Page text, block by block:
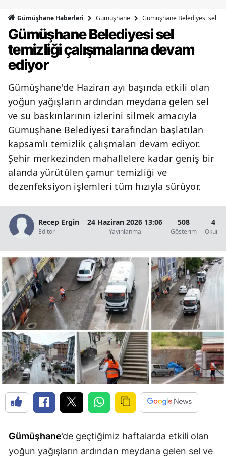
Bingöl
Bitlis
Burdur
Bursa
Çanakkale
Çankırı
Çorum
Diyarbakır
Elazığ
Erzincan
Erzurum
Eskişehir
Gaziantep
Giresun
Gümüşhane
Hakkari
Isparta
Gümüşhane Haberleri Gümüşhane Gümüşhane Belediyesi sel
Gümüşhane Belediyesi sel
temizliği çalışmalarına devam
ediyor
Gümüşhane'de Haziran ayı başında etkili olan
yoğun yağışların ardından meydana gelen sel
ve su baskınlarının izlerini silmek amacıyla
Gümüşhane Belediyesi tarafından başlatılan
kapsamlı temizlik çalışmaları devam ediyor.
Şehir merkezinden mahallelere kadar geniş bir
alanda yürütülen çamur temizliği ve
dezenfeksiyon işlemleri tüm hızıyla sürüyor.
Recep Ergin
Editör
24 Haziran 2026 13:06
Yayınlanma
508
Gösterim
4
Gümüşhane’de geçtiğimiz haftalarda etkili olan
yoğun yağışların ardından meydana gelen sel ve